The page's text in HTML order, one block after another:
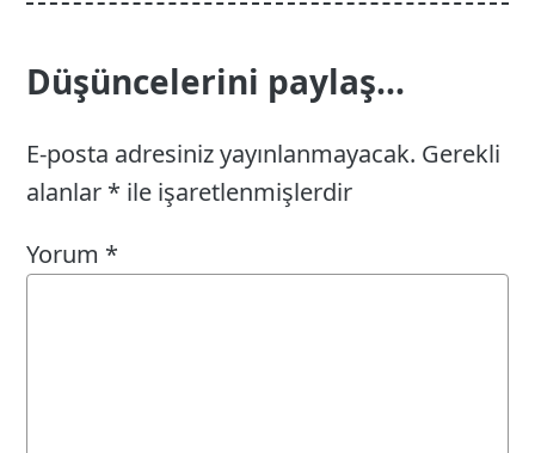
Düşüncelerini paylaş...
E-posta adresiniz yayınlanmayacak. Gerekli
alanlar * ile işaretlenmişlerdir
Yorum *